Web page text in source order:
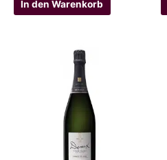
In den Warenkorb